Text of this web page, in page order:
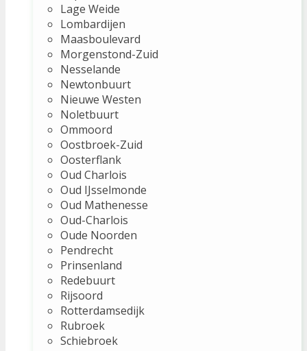
Lage Weide
Lombardijen
Maasboulevard
Morgenstond-Zuid
Nesselande
Newtonbuurt
Nieuwe Westen
Noletbuurt
Ommoord
Oostbroek-Zuid
Oosterflank
Oud Charlois
Oud IJsselmonde
Oud Mathenesse
Oud-Charlois
Oude Noorden
Pendrecht
Prinsenland
Redebuurt
Rijsoord
Rotterdamsedijk
Rubroek
Schiebroek